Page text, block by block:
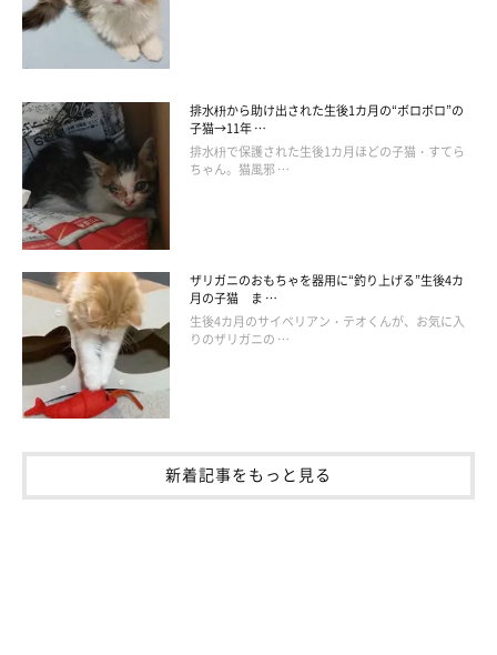
排水枡から助け出された生後1カ月の“ボロボロ”の
子猫→11年 …
排水枡で保護された生後1カ月ほどの子猫・すてら
ちゃん。猫風邪 …
ザリガニのおもちゃを器用に“釣り上げる”生後4カ
月の子猫 ま …
生後4カ月のサイベリアン・テオくんが、お気に入
りのザリガニの …
新着記事をもっと見る